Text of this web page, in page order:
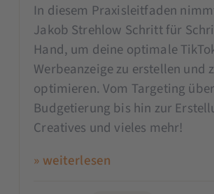
In diesem Praxisleitfaden
Jakob Strehlow Schritt für
Hand, um deine optimale
Werbeanzeige zu erstellen und
optimieren. Vom Targeting
Budgetierung bis hin zur
Creatives und vieles mehr!
» weiterlesen